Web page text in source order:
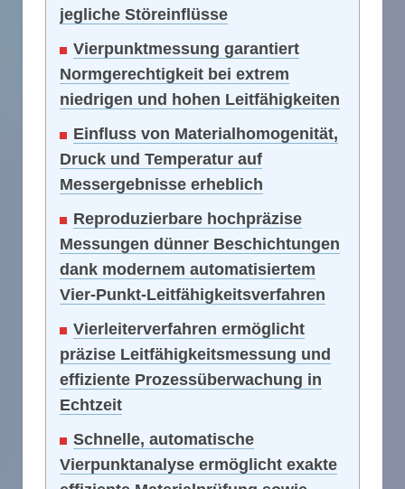
jegliche Störeinflüsse
Vierpunktmessung garantiert
Normgerechtigkeit bei extrem
niedrigen und hohen Leitfähigkeiten
Einfluss von Materialhomogenität,
Druck und Temperatur auf
Messergebnisse erheblich
Reproduzierbare hochpräzise
Messungen dünner Beschichtungen
dank modernem automatisiertem
Vier-Punkt-Leitfähigkeitsverfahren
Vierleiterverfahren ermöglicht
präzise Leitfähigkeitsmessung und
effiziente Prozessüberwachung in
Echtzeit
Schnelle, automatische
Vierpunktanalyse ermöglicht exakte